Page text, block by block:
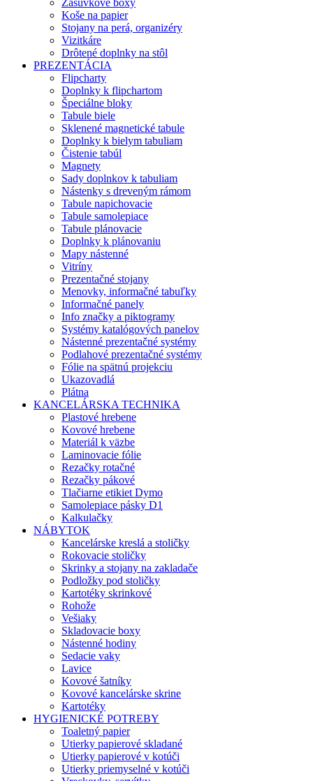
Zásuvkové boxy
Koše na papier
Stojany na perá, organizéry
Vizitkáre
Drôtené doplnky na stôl
PREZENTÁCIA
Flipcharty
Doplnky k flipchartom
Špeciálne bloky
Tabule biele
Sklenené magnetické tabule
Doplnky k bielym tabuliam
Čistenie tabúl
Magnety
Sady doplnkov k tabuliam
Nástenky s dreveným rámom
Tabule napichovacie
Tabule samolepiace
Tabule plánovacie
Doplnky k plánovaniu
Mapy nástenné
Vitríny
Prezentačné stojany
Menovky, informačné tabuľky
Informačné panely
Info značky a piktogramy
Systémy katalógových panelov
Nástenné prezentačné systémy
Podlahové prezentačné systémy
Fólie na spätnú projekciu
Ukazovadlá
Plátna
KANCELÁRSKA TECHNIKA
Plastové hrebene
Kovové hrebene
Materiál k väzbe
Laminovacie fólie
Rezačky rotačné
Rezačky pákové
Tlačiarne etikiet Dymo
Samolepiace pásky D1
Kalkulačky
NÁBYTOK
Kancelárske kreslá a stoličky
Rokovacie stoličky
Skrinky a stojany na zakladače
Podložky pod stoličky
Kartotéky skrinkové
Rohože
Vešiaky
Skladovacie boxy
Nástenné hodiny
Sedacie vaky
Lavice
Kovové šatníky
Kovové kancelárske skrine
Kartotéky
HYGIENICKÉ POTREBY
Toaletný papier
Utierky papierové skladané
Utierky papierové v kotúči
Utierky priemyselné v kotúči